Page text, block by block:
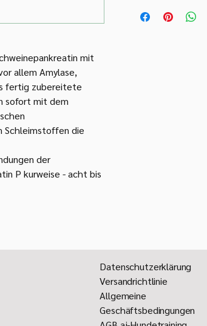
mit
allem Amylase,
fertig zubereitete
sofort mit dem
Schleimstoffen die
der
P kurweise - acht bis
15 kg = 2 gehäufte ML
Datenschutzerklärung
Versandrichtlinie
Allgemeine
Geschäftsbedingungen